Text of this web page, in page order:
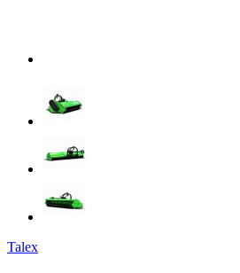
Talex